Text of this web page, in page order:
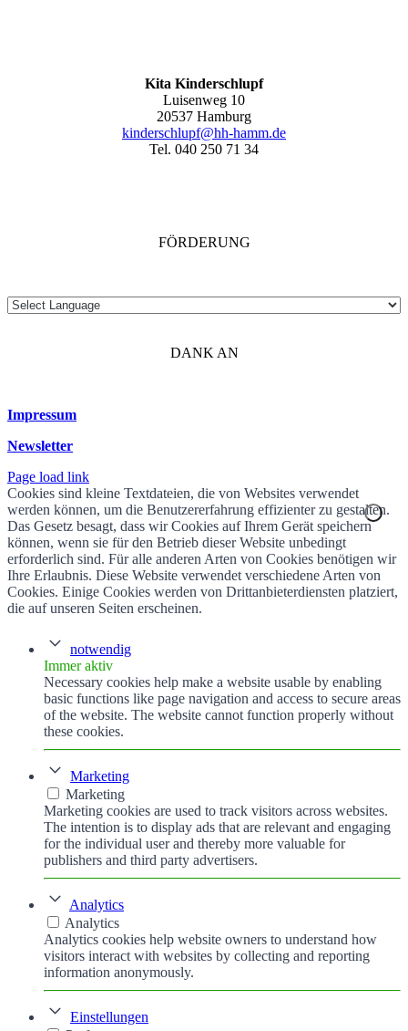
Kita Kinderschlupf
Luisenweg 10
20537 Hamburg
kinderschlupf@hh-hamm.de
Tel. 040 250 71 34
FÖRDERUNG
DANK AN
Impressum
Newsletter
Page load link
Cookies sind kleine Textdateien, die von Websites verwendet
werden können, um die Benutzererfahrung effizienter zu gestalten.
Das Gesetz besagt, dass wir Cookies auf Ihrem Gerät speichern
können, wenn sie für den Betrieb dieser Website unbedingt
erforderlich sind. Für alle anderen Arten von Cookies benötigen wir
Ihre Erlaubnis. Diese Website verwendet verschiedene Arten von
Cookies. Einige Cookies werden von Drittanbieterdiensten platziert,
die auf unseren Seiten erscheinen.
notwendig
Immer aktiv
Necessary cookies help make a website usable by enabling
basic functions like page navigation and access to secure areas
of the website. The website cannot function properly without
these cookies.
Marketing
Marketing
Marketing cookies are used to track visitors across websites.
The intention is to display ads that are relevant and engaging
for the individual user and thereby more valuable for
publishers and third party advertisers.
Analytics
Analytics
Analytics cookies help website owners to understand how
visitors interact with websites by collecting and reporting
information anonymously.
Einstellungen